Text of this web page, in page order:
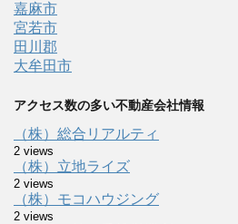
嘉麻市
宮若市
田川郡
大牟田市
アクセス数の多い不動産会社情報
（株）総合リアルティ
2 views
（株）立地ライズ
2 views
（株）モコハウジング
2 views